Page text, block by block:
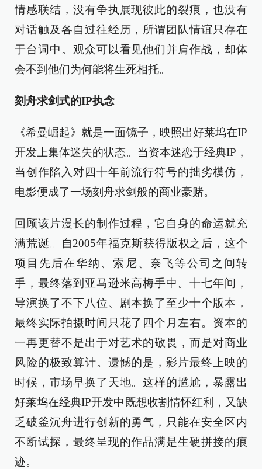
情感联结，没有争执展现彼此的裂痕，也没有
对话触及各自过往经历，所谓团队情谊只存在
于台词中。观众可以看见他们并肩作战，却体
会不到他们为何能将生死相托。
刻舟求剑式的IP执念
《希曼崛起》就是一面镜子，映照出好莱坞在IP
开发上集体迷失的状态。当资本迷恋于经典IP，
当创作陷入对四十年前流行符号的拙劣模仿，
电影便成了一场刻舟求剑般的商业豪赌。
回顾该片漫长的制作过程，它自身的命运就充
满荒诞。自2005年福克斯获得版权之后，这个
项目先后在华纳、索尼、奈飞等公司之间转
手，最终落到亚马逊米高梅手中。十七年间，
导演换了不下八位、剧本换了至少十个版本，
最终实际拍摄时间只花了四个月左右。资本的
一再更替不是出于对艺术的敬畏，而是对商业
风险的极致算计。遗憾的是，影片最终上映的
时候，市场早换了天地。这样的尴尬，暴露出
好莱坞在经典IP开发中既想收割情怀红利，又缺
乏破釜沉舟进行创新的勇气，只能在安全区内
不断试探，最终呈现的作品满是生硬拼接的痕
迹。